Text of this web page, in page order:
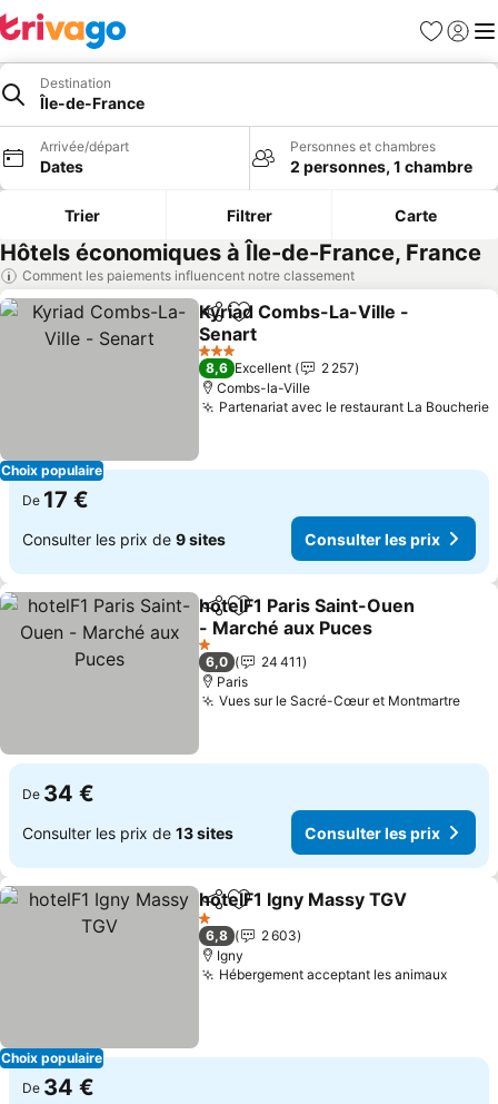
Favoris
Se
Destination
Île-de-France
Arrivée/départ
Dates
Personnes et chambres
2 personnes, 1 chambre
Trier Filtrer Carte
Hôtels économiques à Île-de-France, France
Comment les paiements influencent notre classement
Choix populaire
PartagerAjouter à mes favoris
Kyriad Combs-La-Ville -
Senart
3 Étoiles
8,6 Excellent
2 257
Combs-la-Ville
Partenariat avec le restaurant La Boucherie
De 17 €
Consulter les prix de 9 sites Consulter les prix
PartagerAjouter à mes favoris
hotelF1 Paris Saint-Ouen
- Marché aux Puces
1 Étoiles
6,0
24 411
Paris
Vues sur le Sacré-Cœur et Montmartre
De 34 €
Consulter les prix de 13 sites Consulter les prix
Choix populaire
PartagerAjouter à mes favoris
hotelF1 Igny Massy TGV
1 Étoiles
6,8
2 603
Igny
Hébergement acceptant les animaux
De 34 €